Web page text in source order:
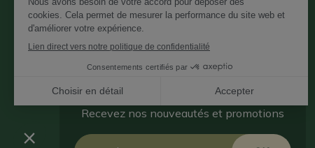
Inscrivez vous à notre newsletter
Recevez nos nouveautés et promotions
Email